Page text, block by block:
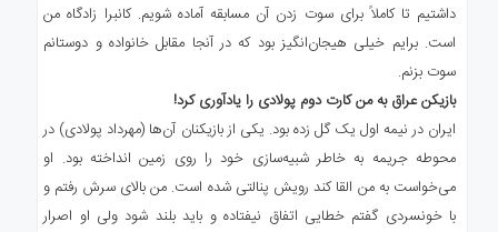
داشتیم تا کاملاً برای سوت زدن آن مسابقه آماده شویم. کانبرا زادگاه من
است. برایم خیلی هیجان‌انگیز بود که در آنجا مقابل خانواده و دوستانم
سوت بزنم.
بازیکن عراق به من کارت دوم پولادی را یاد‌آوری کرد!
ایران در نیمه اول یک گل زده بود. یکی از بازیکنان آن‌ها (مهرداد پولادی) در
محوطه جریمه به خاطر شبیه‌سازی خود را روی زمین انداخته بود. او
می‌خواست به من القا کند رویش پنالتی شده است. من بالای سرش رفتم و
با خونسردی گفتم خطایی اتفاق نیفتاده و باید بلند شود ولی او اصرار